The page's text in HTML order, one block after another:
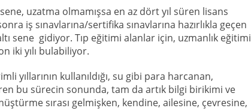
sene, uzatma olmamışsa en az dört yıl süren lisans
iş sınavlarına/sertifika sınavlarına hazırlıkla geçen
sene gidiyor. Tıp eğitimi alanlar için, uzmanlık eğitimi
iki yılı bulabiliyor.
yıllarının kullanıldığı, su gibi para harcanan,
bu sürecin sonunda, tam da artık bilgi birikimi ve
sırası gelmişken, kendine, ailesine, çevresine,